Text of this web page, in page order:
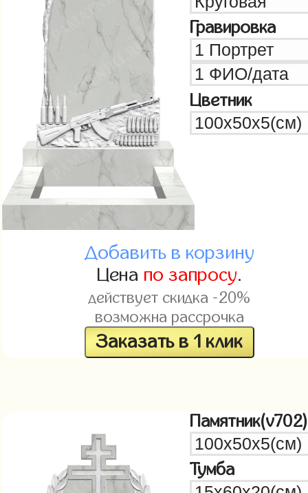
Гравировка
Цветник
Добавить в корзину
Цена по запросу.
действует скидка -20%
возможна рассрочка
Заказать в 1 клик
Памятник(v702)
Тумба